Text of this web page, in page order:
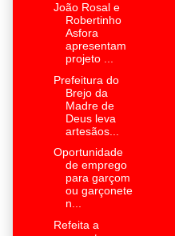
João Rosal e
Robertinho
Asfora
apresentam
projeto ...
Prefeitura do
Brejo da
Madre de
Deus leva
artesãos...
Oportunidade
de emprego
para garçom
ou garçonete
n...
Refeita a